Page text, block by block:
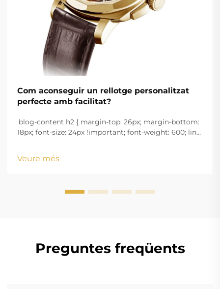
Com aconseguir un rellotge personalitzat
perfecte amb facilitat?
.blog-content h2 { margin-top: 26px; margin-bottom:
18px; font-size: 24px !important; font-weight: 600; line-
w...
Veure més
Preguntes freqüents